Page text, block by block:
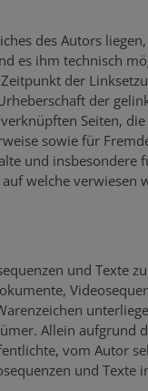
des Autors
es ihm technisch
der
der
Seiten,
sowie für
und insbesondere
welche verwiesen
und Texte
Allein aufgrund
vom Autor
und Texte